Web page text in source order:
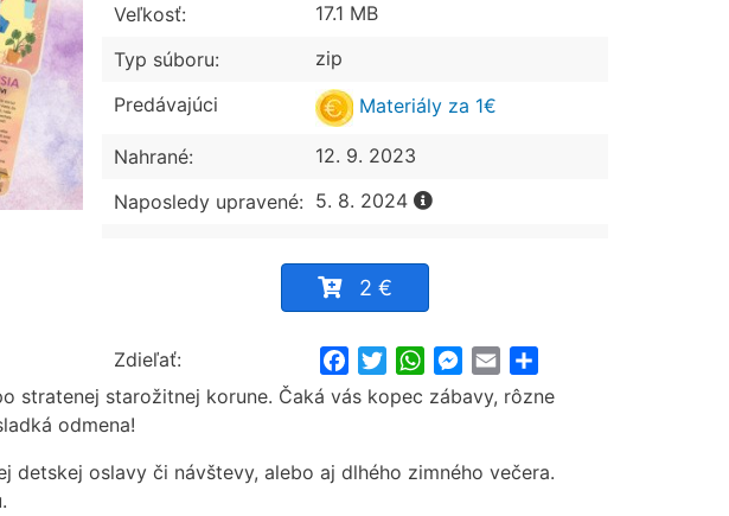
Veľkosť:
17.1 MB
Typ súboru:
zip
Predávajúci
Materiály za 1€
Nahrané:
12. 9. 2023
Naposledy upravené: 5. 8. 2024
2 €
Zdieľať: FacebookTwitterWhatsApp
Messenger
Email
stratenej starožitnej korune. Čaká vás kopec zábavy, rôzne
odmena!
detskej oslavy či návštevy, alebo aj dlhého zimného večera.